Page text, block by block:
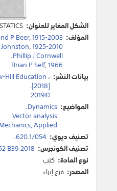
الشكل المغاير للعنوان: STATICS.
المؤلف:
P Beer,1915-2003
Johnston,1925-2010
Phillip J Cornwell
.
Brian P Self,1966
.
بيانات النشر:
Hill Education ،
[2018]
.
©2019
.
المواضيع: Dynamics
.
Vector analysis
.
Mechanics, Applied
تصنيف ديوي: 620.1/054.
تصنيف الكونجرس: B39 2018
نوع المادة: كتب
المصدر: فرع إبراء